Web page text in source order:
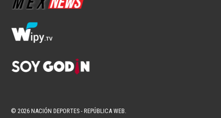
© 2026 NACIÓN DEPORTES - REPÚBLICA WEB.